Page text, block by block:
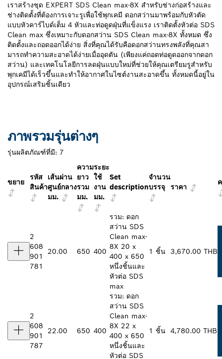
เราสร้างชุด EXPERT SDS Clean max-8X สําหรับช่างก่อสร้างและ
ช่างติดตั้งที่ต้องการเจาะรูเพื่อใช้พุกเคมี ดอกสว่านมาพร้อมกับหัวตัด
แบบหัวคาร์ไบด์เต็ม 4 หัวและท่อดูดฝุ่นที่แข็งแรง เราติดตั้งหัวต่อ SDS
Clean max ซึ่งเหมาะกับดอกสว่าน SDS Clean max-8X ทั้งหมด ซึ่ง
ติดตั้งและถอดออกได้ง่าย สิ่งที่คุณได้รับคือดอกสว่านทรงพลังที่คุณสา
มารถทําความสะอาดได้ง่ายเมื่ออุดตัน (เพียงแค่ถอดท่อดูดออกจากดอก
สว่าน) และเทคโนโลยีการลดฝุ่นแบบใหม่ที่ช่วยให้คุณเตรียมรูสําหรับ
พุกเคมีได้เร็วขึ้นและทําให้อากาศในไซต์งานสะอาดขึ้น ทั้งหมดนี้อยู่ใน
อุปกรณ์เสริมชิ้นเดียว
ภาพรวมรุ่นต่างๆ
รุ่นผลิตภัณฑ์ที่มี: 7
ขยาย
รหัส
สินค้า
เส้นผ่าน
ศูนย์กลาง
มม.
ความ
ยาว
รวม
มม.
ระยะ
ใช้
งาน
มม.
Set
description
จำนวน
บรรจุ
ราคา
2
608
901
781
20.00 650 400
รวม: ดอก
สว่าน SDS
Clean max-
8X 20 x
400 x 650
หนึ่งชิ้นและ
หัวต่อ SDS
max
1 ชิ้น 3,670.00 THB
2
608
901
787
22.00 650 400
รวม: ดอก
สว่าน SDS
Clean max-
8X 22 x
400 x 650
หนึ่งชิ้นและ
หัวต่อ SDS
1 ชิ้น 4,780.00 THB